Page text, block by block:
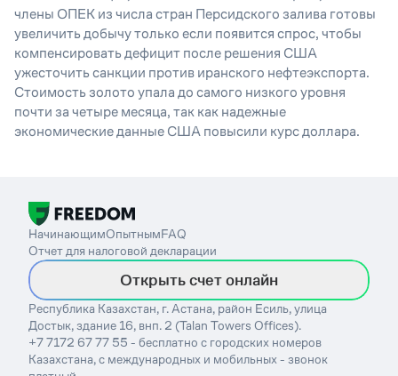
члены ОПЕК из числа стран Персидского залива готовы
увеличить добычу только если появится спрос, чтобы
компенсировать дефицит после решения США
ужесточить санкции против иранского нефтеэкспорта.
Стоимость золото упала до самого низкого уровня
почти за четыре месяца, так как надежные
экономические данные США повысили курс доллара.
НачинающимОпытнымFAQ
Отчет для налоговой декларации
Открыть счет онлайн
Республика Казахстан, г. Астана, район Есиль, улица
Достык, здание 16, внп. 2 (Talan Towers Offices).
+7 7172 67 77 55 - бесплатно с городских номеров
Казахстана, с международных и мобильных - звонок